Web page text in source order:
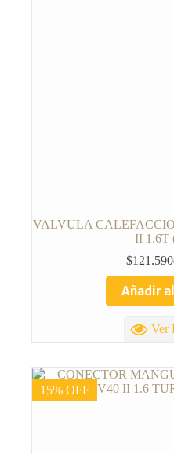
VALVULA
II 1.6T
$121.590
Añadir
Ver
15% OFF